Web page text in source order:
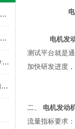
高低温液冷测试机：性能而生，为严苛测试而来
高低温液冷测试机常见故障及维护保养方法
精准控温·多元适配—高低温液冷测试机赋能多领域高质量发展
高低温液冷测试机在电机OBC的应用
电机发
测试平台就是
加快研发进度，
二、 电机发动
流量指标要求：